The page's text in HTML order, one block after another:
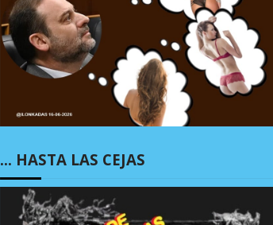
… HASTA LAS CEJAS